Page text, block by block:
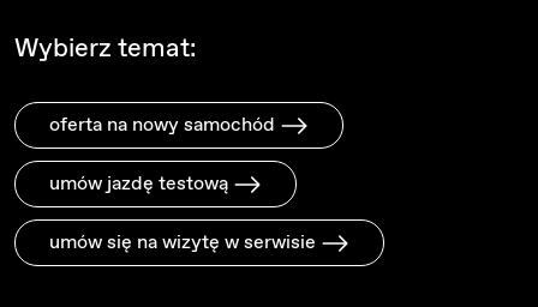
Wybierz temat:
oferta na nowy samochód
umów jazdę testową
umów się na wizytę w serwisie